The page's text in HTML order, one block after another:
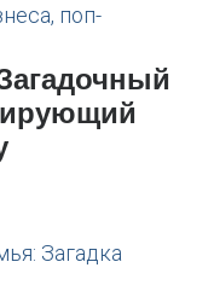
Загадка